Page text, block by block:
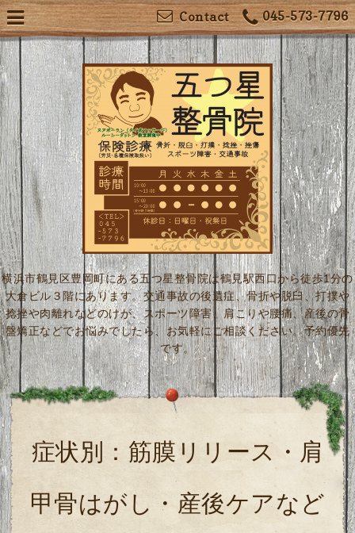
045-573-7796
Contact
横浜市鶴見区豊岡町にある五つ星整骨院は鶴見駅西口から徒歩1分の
大倉ビル３階にあります。交通事故の後遺症、骨折や脱臼、打撲や
捻挫や肉離れなどのけが、スポーツ障害、肩こりや腰痛、産後の骨
盤矯正などでお悩みでしたら、お気軽にご相談ください。予約優先
です。
症状別：筋膜リリース・肩
甲骨はがし・産後ケアなど